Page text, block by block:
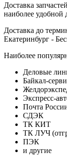
Доставка
наиболее удобной
Доставка до
Екатеринбург -
Наиболее
Деловые
Байкал-
Экспресс-
Почта
СДЭК
ТК КИТ
ТК ЛУЧ
ПЭК
и другие